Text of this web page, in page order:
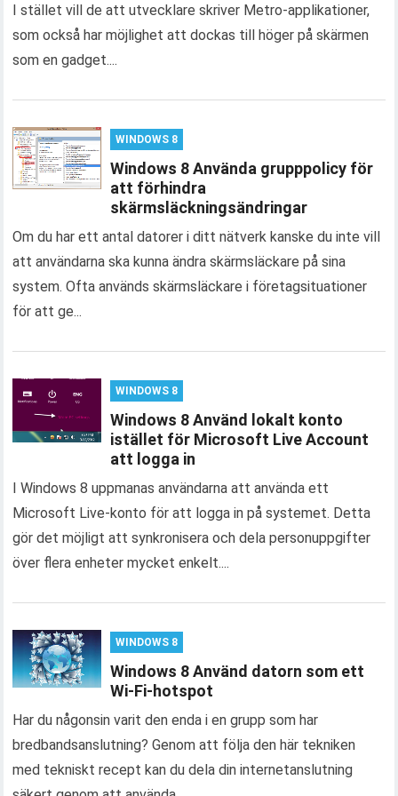
I stället vill de att utvecklare skriver Metro-applikationer,
som också har möjlighet att dockas till höger på skärmen
som en gadget....
WINDOWS 8
Windows 8 Använda grupppolicy för
att förhindra
skärmsläckningsändringar
Om du har ett antal datorer i ditt nätverk kanske du inte vill
att användarna ska kunna ändra skärmsläckare på sina
system. Ofta används skärmsläckare i företagsituationer
för att ge...
WINDOWS 8
Windows 8 Använd lokalt konto
istället för Microsoft Live Account
att logga in
I Windows 8 uppmanas användarna att använda ett
Microsoft Live-konto för att logga in på systemet. Detta
gör det möjligt att synkronisera och dela personuppgifter
över flera enheter mycket enkelt....
WINDOWS 8
Windows 8 Använd datorn som ett
Wi-Fi-hotspot
Har du någonsin varit den enda i en grupp som har
bredbandsanslutning? Genom att följa den här tekniken
med tekniskt recept kan du dela din internetanslutning